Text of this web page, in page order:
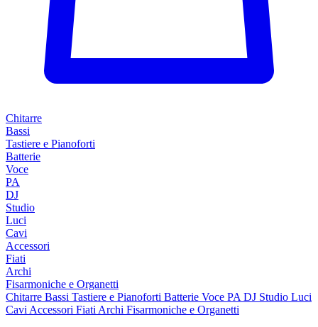
Chitarre
Bassi
Tastiere e Pianoforti
Batterie
Voce
PA
DJ
Studio
Luci
Cavi
Accessori
Fiati
Archi
Fisarmoniche e Organetti
Chitarre Bassi Tastiere e Pianoforti Batterie Voce PA DJ Studio Luci
Cavi Accessori Fiati Archi Fisarmoniche e Organetti